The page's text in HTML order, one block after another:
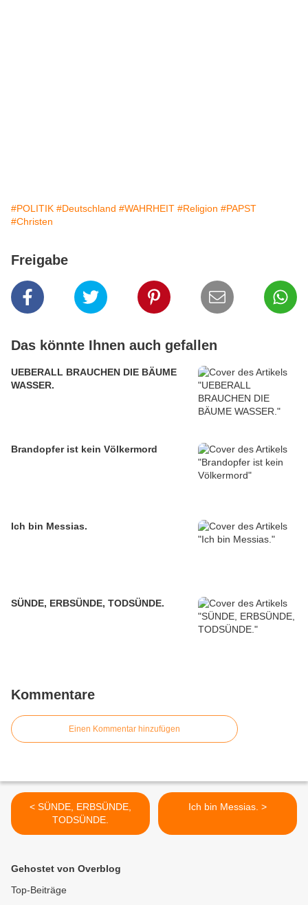
#POLITIK #Deutschland #WAHRHEIT #Religion #PAPST
#Christen
Freigabe
Das könnte Ihnen auch gefallen
UEBERALL BRAUCHEN DIE BÄUME
WASSER.
Brandopfer ist kein Völkermord
Ich bin Messias.
SÜNDE, ERBSÜNDE, TODSÜNDE.
Kommentare
Einen Kommentar hinzufügen
< SÜNDE, ERBSÜNDE,
TODSÜNDE.
Ich bin Messias. >
Gehostet von Overblog
Top-Beiträge